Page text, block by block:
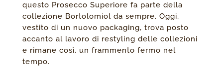
questo Prosecco Superiore fa parte della
collezione Bortolomiol da sempre. Oggi,
vestito di un nuovo packaging, trova posto
accanto al lavoro di restyling delle collezioni
e rimane così, un frammento fermo nel
tempo.